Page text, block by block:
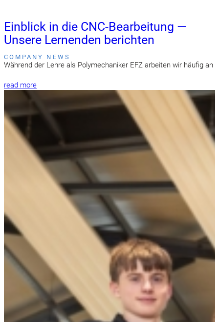
Einblick in die CNC-Bearbeitung —
Unsere Lernenden berichten
COMPANY NEWS
Während der Lehre als Polymechaniker EFZ arbeiten wir häufig
read more